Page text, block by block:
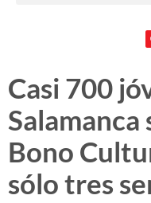
Casi 700
Bono
sólo tres